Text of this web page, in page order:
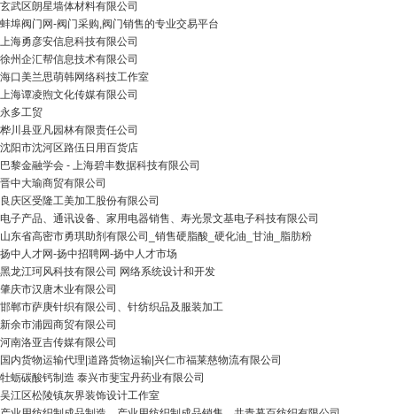
玄武区朗星墙体材料有限公司
蚌埠阀门网-阀门采购,阀门销售的专业交易平台
上海勇彦安信息科技有限公司
徐州企汇帮信息技术有限公司
海口美兰思萌韩网络科技工作室
上海谭凌煦文化传媒有限公司
永多工贸
桦川县亚凡园林有限责任公司
沈阳市沈河区路伍日用百货店
巴黎金融学会 - 上海碧丰数据科技有限公司
晋中大瑜商贸有限公司
良庆区受隆工美加工股份有限公司
电子产品、通讯设备、家用电器销售、寿光景文基电子科技有限公司
山东省高密市勇琪助剂有限公司_销售硬脂酸_硬化油_甘油_脂肪粉
扬中人才网-扬中招聘网-扬中人才市场
黑龙江珂风科技有限公司 网络系统设计和开发
肇庆市汉唐木业有限公司
邯郸市萨庚针织有限公司、针纺织品及服装加工
新余市浦园商贸有限公司
河南洛亚吉传媒有限公司
国内货物运输代理|道路货物运输|兴仁市福莱慈物流有限公司
牡蛎碳酸钙制造 泰兴市斐宝丹药业有限公司
吴江区松陵镇灰界装饰设计工作室